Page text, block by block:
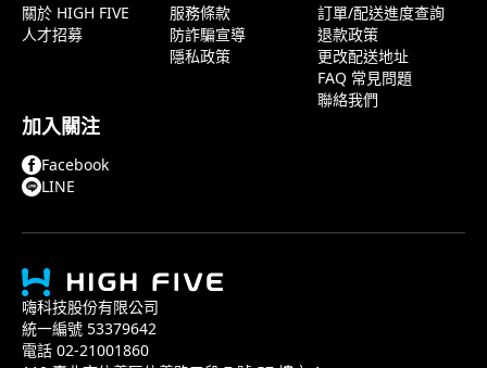
關於 HIGH FIVE
人才招募
服務條款
防詐騙宣導
隱私政策
訂單/配送進度查詢
退款政策
更改配送地址
FAQ 常見問題
聯絡我們
加入關注
Facebook
LINE
嗨科技股份有限公司
統一編號 53379642
電話 02-21001860